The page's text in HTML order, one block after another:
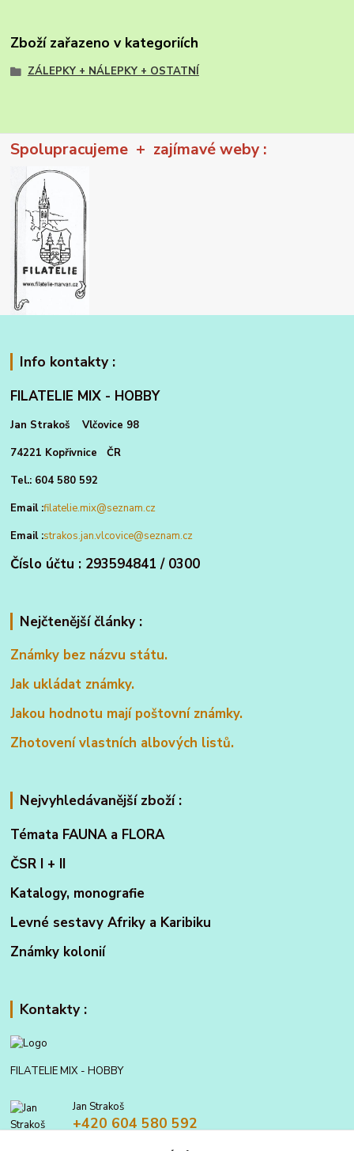
Zboží zařazeno v kategoriích
ZÁLEPKY + NÁLEPKY + OSTATNÍ
Spolupracujeme + zajímavé weby :
Info kontakty :
FILATELIE MIX - HOBBY
Jan Strakoš Vlčovice 98
74221 Kopřivnice ČR
Tel.: 604 580 592
Email :filatelie.mix@seznam.cz
Email :strakos.jan.vlcovice@seznam.cz
Číslo účtu : 293594841 / 0300
Nejčtenější články :
Známky bez názvu státu.
Jak ukládat známky.
Jakou hodnotu mají poštovní známky.
Zhotovení vlastních albových listů.
Nejvyhledávanější zboží :
Témata FAUNA a FLORA
ČSR I + II
Katalogy, monografie
Levné sestavy Afriky a Karibiku
Známky kolonií
Kontakty :
FILATELIE MIX - HOBBY
Jan Strakoš
+420 604 580 592